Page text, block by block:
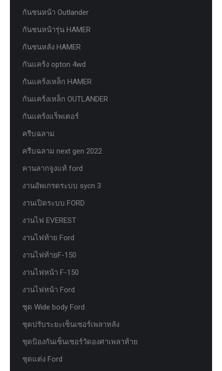
กันชนหน้า Outlander
กันชนหน้ารุ่น HAMER
กันชนหลัง HAMER
กันแคร้ง opton 4wd
กันแคร้งเหล็ก HAMER
กันแคร้งเหล็ก OUTLANDER
กันแคร้งแร็พเตอร์
ครีบฉลาม
ครีบฉลาม next gen 2022
คานลากจูงแท้ ford
งานอัพเกรดระบบ sycn 3
งานเปิดระบบ FORD
งานไฟ EVEREST
งานไฟท้าย Ford
งานไฟท้ายF-150
งานไฟหน้า F-150
งานไฟหน้า Ford
ชุด Wide body Ford
ชุดปรับระยะเซ็นเซอร์เพลาหลัง
ชุดป้องกันเซ็นเซอร์วัดองศาเพลาท้าย
ชุดแต่ง Ford